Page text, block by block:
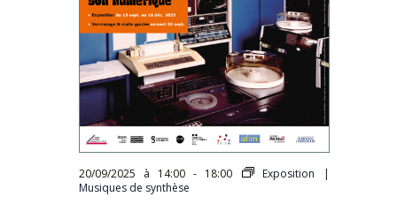
20/09/2025 à 14:00- 18:00
Exposition |
Musiques de synthèse